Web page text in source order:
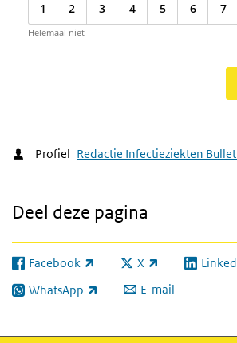
1 2 3 4 5 6 7
Helemaal niet
Profiel Redactie Infectieziekten
Deel deze pagina
Facebook
(externe link) X
(externe link)(externe
WhatsApp
(externe link) E-mail